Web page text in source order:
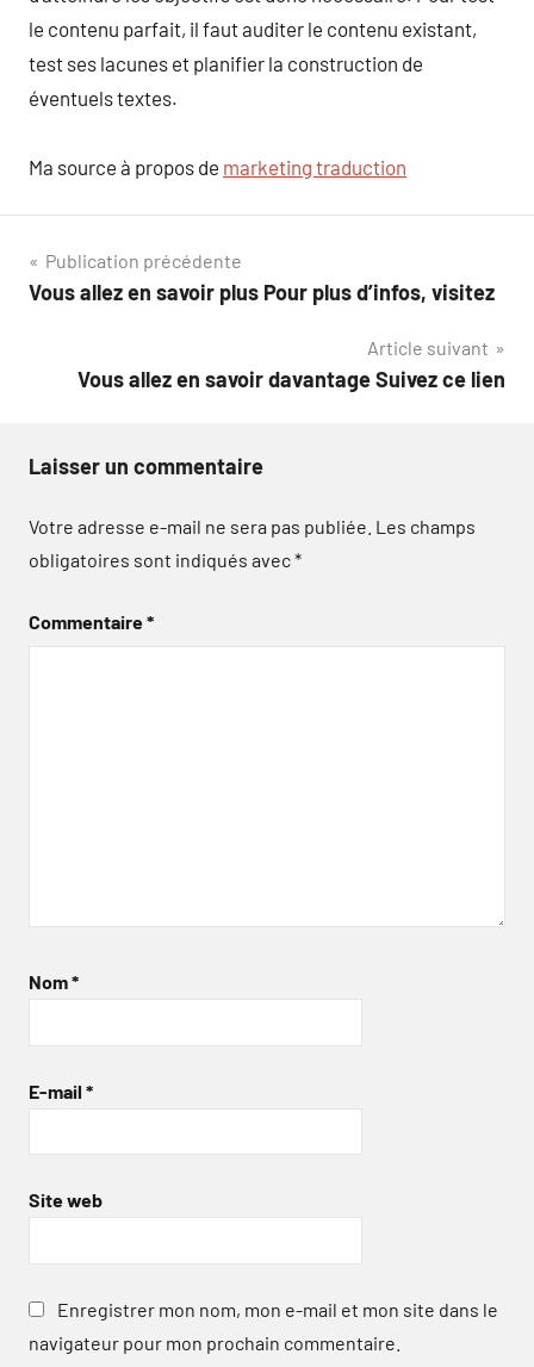
le contenu parfait, il faut auditer le contenu existant,
test ses lacunes et planifier la construction de
éventuels textes.
Ma source à propos de marketing traduction
Navigation
de
Publication précédente
Vous allez en savoir plus Pour plus d’infos, visitez
Article suivant
Vous allez en savoir davantage Suivez ce lien
Laisser un commentaire
Votre adresse e-mail ne sera pas publiée. Les champs
obligatoires sont indiqués avec*
Commentaire*
Nom*
E-mail *
Site web
Enregistrer mon nom, mon e-mail et mon site dans le
navigateur pour mon prochain commentaire.